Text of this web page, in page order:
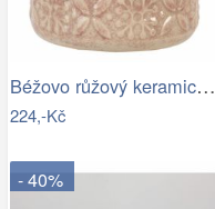
Béžovo růžový keramický květináč se…
224,-Kč
- 40%